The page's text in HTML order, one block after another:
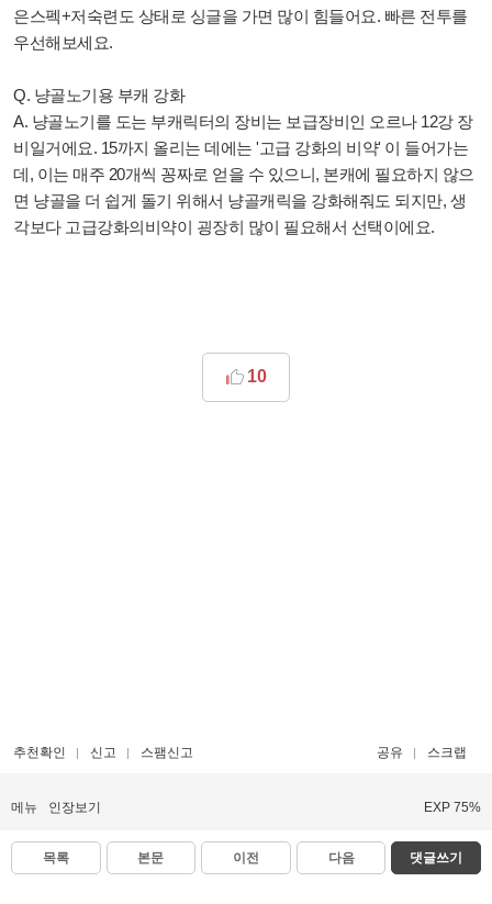
은스펙+저숙련도 상태로 싱글을 가면 많이 힘들어요. 빠른 전투를
우선해보세요.
Q. 냥골노기용 부캐 강화
A. 냥골노기를 도는 부캐릭터의 장비는 보급장비인 오르나 12강 장
비일거에요. 15까지 올리는 데에는 '고급 강화의 비약' 이 들어가는
데, 이는 매주 20개씩 꽁짜로 얻을 수 있으니, 본캐에 필요하지 않으
면 냥골을 더 쉽게 돌기 위해서 냥골캐릭을 강화해줘도 되지만, 생
각보다 고급강화의비약이 굉장히 많이 필요해서 선택이에요.
10
추천확인 신고 스팸신고 공유 스크랩
메뉴 인장보기 EXP 75%
목록 본문 이전 다음 댓글쓰기